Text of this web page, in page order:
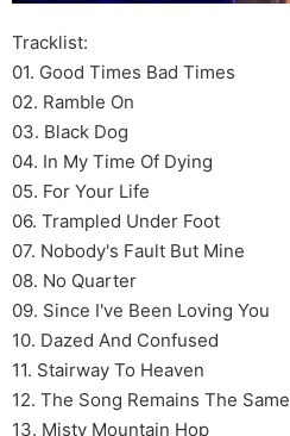
Tracklist:
01. Good Times Bad Times
02. Ramble On
03. Black Dog
04. In My Time Of Dying
05. For Your Life
06. Trampled Under Foot
07. Nobody's Fault But Mine
08. No Quarter
09. Since I've Been Loving You
10. Dazed And Confused
11. Stairway To Heaven
12. The Song Remains The Same
13. Misty Mountain Hop